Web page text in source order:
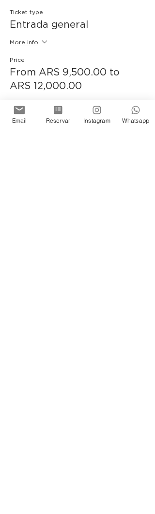
Ticket type
Entrada general
More info
Price
From ARS 9,500.00 to
ARS 12,000.00
Email Reservar Instagram Whatsapp